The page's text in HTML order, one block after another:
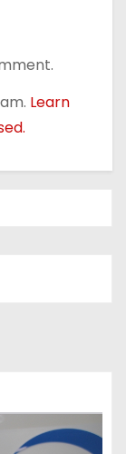
Learn